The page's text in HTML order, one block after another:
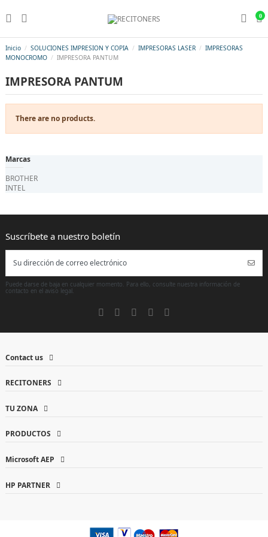
0
Inicio SOLUCIONES IMPRESION Y COPIA IMPRESORAS LASER
IMPRESORAS
MONOCROMO
IMPRESORA PANTUM
IMPRESORA PANTUM
There are no products.
Marcas
BROTHER
INTEL
Puede darse de baja en cualquier momento. Para ello, consulte nuestra información de
contacto en el aviso legal.
Contact us
RECITONERS
TU ZONA
PRODUCTOS
Microsoft AEP
HP PARTNER